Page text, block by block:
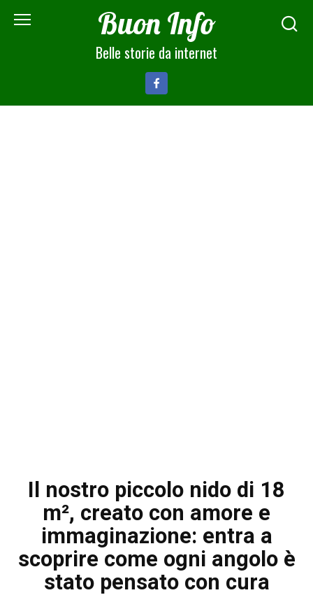
Buon Info
Belle storie da internet
Il nostro piccolo nido di 18
m², creato con amore e
immaginazione: entra a
scoprire come ogni angolo è
stato pensato con cura